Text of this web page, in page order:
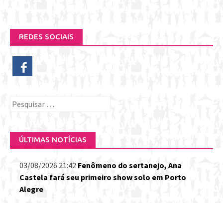
REDES SOCIAIS
Pesquisar
ÚLTIMAS NOTÍCIAS
03/08/2026 21:42 Fenômeno do sertanejo, Ana
Castela fará seu primeiro show solo em Porto
Alegre